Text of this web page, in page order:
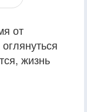
от
жизнь